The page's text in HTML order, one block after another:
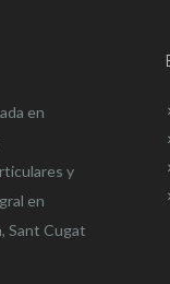
en
y
en
Sant Cugat